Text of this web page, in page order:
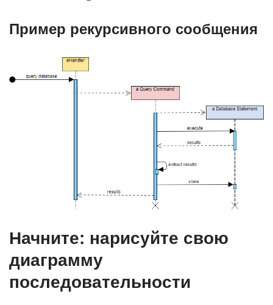
Пример рекурсивного сообщения
Начните: нарисуйте свою
диаграмму
последовательности